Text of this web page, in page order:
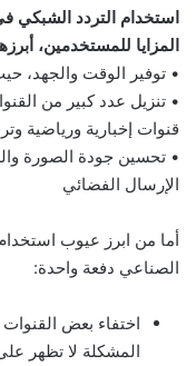
استخدام التردد الشبكي
المزايا للمستخدمين،
• توفير الوقت والجهد،
• تنزيل عدد كبير من
قنوات إخبارية ورياضية
• تحسين جودة الصورة
الإرسال الفضائي
أما من ابرز عيوب
الصناعي دفعة واحدة:
اختفاء بعض
المشكلة لا تظهر